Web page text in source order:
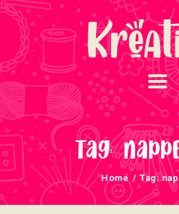
Tag:
Home Tag:
ACCUEIL
NOS UNIVERS
ARRIVAGES
ATELIERS ET
ÉVÈNEMENTS